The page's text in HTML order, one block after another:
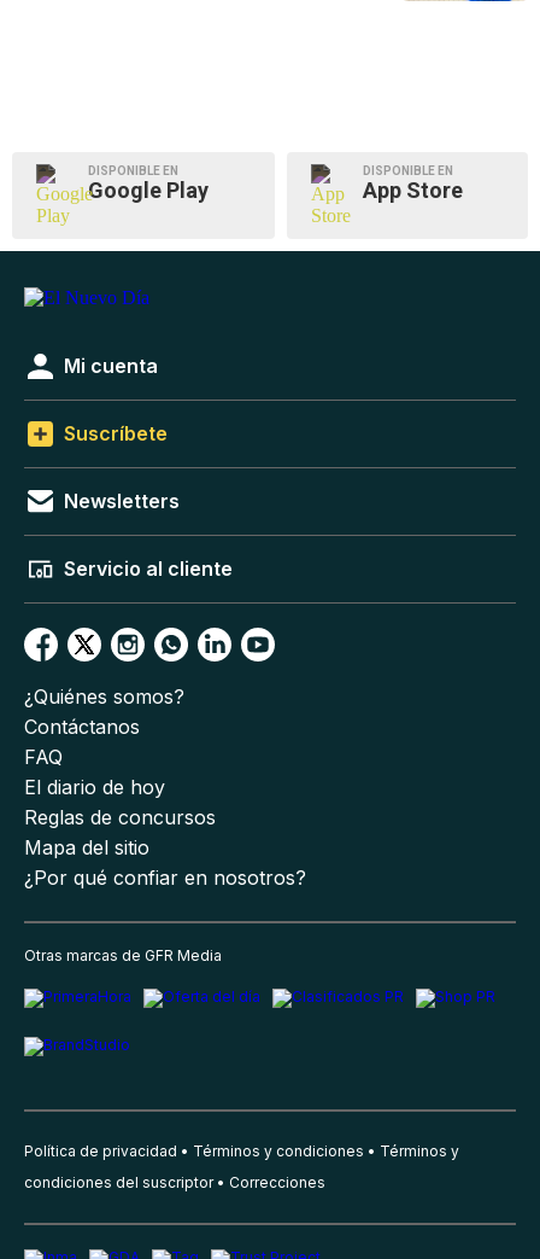
DISPONIBLE EN
Google Play
DISPONIBLE EN
App Store
Mi cuenta
Suscríbete
Newsletters
Servicio al cliente
¿Quiénes somos?
Contáctanos
FAQ
El diario de hoy
Reglas de concursos
Mapa del sitio
¿Por qué confiar en nosotros?
Otras marcas de GFR Media
Política de privacidad Términos y condiciones
Términos y
condiciones del suscriptor
Correcciones